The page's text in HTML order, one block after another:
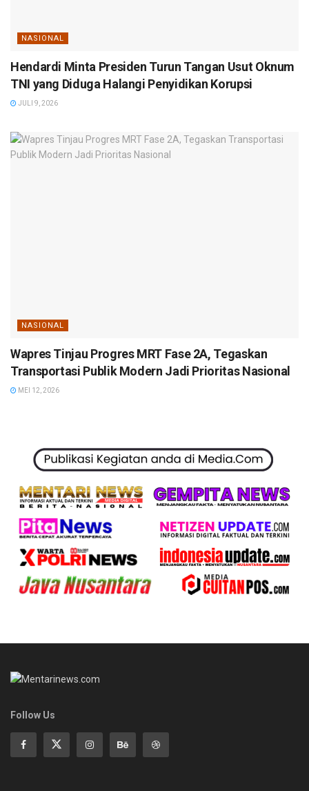
NASIONAL
Hendardi Minta Presiden Turun Tangan Usut Oknum
TNI yang Diduga Halangi Penyidikan Korupsi
JULI 9, 2026
NASIONAL
Wapres Tinjau Progres MRT Fase 2A, Tegaskan
Transportasi Publik Modern Jadi Prioritas Nasional
MEI 12, 2026
Follow Us